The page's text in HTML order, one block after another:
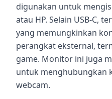
digunakan untuk
atau HP. Selain USB-C,
yang memungkinkan
perangkat eksternal,
game. Monitor ini juga
untuk menghubungkan
webcam.